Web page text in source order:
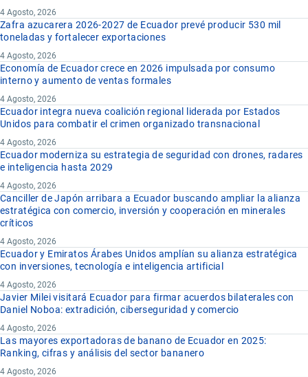
4 Agosto, 2026
Zafra azucarera 2026-2027 de Ecuador prevé producir 530 mil
toneladas y fortalecer exportaciones
4 Agosto, 2026
Economía de Ecuador crece en 2026 impulsada por consumo
interno y aumento de ventas formales
4 Agosto, 2026
Ecuador integra nueva coalición regional liderada por Estados
Unidos para combatir el crimen organizado transnacional
4 Agosto, 2026
Ecuador moderniza su estrategia de seguridad con drones, radares
e inteligencia hasta 2029
4 Agosto, 2026
Canciller de Japón arribara a Ecuador buscando ampliar la alianza
estratégica con comercio, inversión y cooperación en minerales
críticos
4 Agosto, 2026
Ecuador y Emiratos Árabes Unidos amplían su alianza estratégica
con inversiones, tecnología e inteligencia artificial
4 Agosto, 2026
Javier Milei visitará Ecuador para firmar acuerdos bilaterales con
Daniel Noboa: extradición, ciberseguridad y comercio
4 Agosto, 2026
Las mayores exportadoras de banano de Ecuador en 2025:
Ranking, cifras y análisis del sector bananero
4 Agosto, 2026